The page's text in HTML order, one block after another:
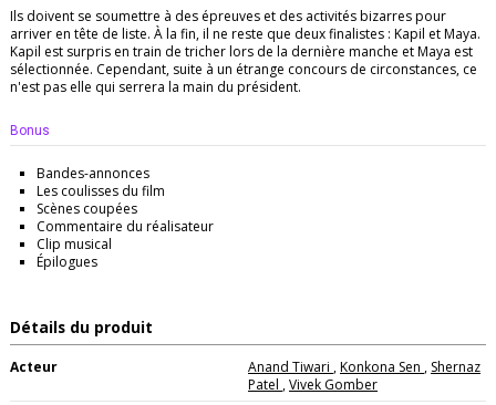
Ils doivent se soumettre à des épreuves et des activités bizarres pour
arriver en tête de liste. À la fin, il ne reste que deux finalistes : Kapil et Maya.
Kapil est surpris en train de tricher lors de la dernière manche et Maya est
sélectionnée. Cependant, suite à un étrange concours de circonstances, ce
n'est pas elle qui serrera la main du président.
Bonus
Bandes-annonces
Les coulisses du film
Scènes coupées
Commentaire du réalisateur
Clip musical
Épilogues
Détails du produit
Acteur Anand Tiwari ,Konkona Sen , Shernaz
Patel ,Vivek Gomber